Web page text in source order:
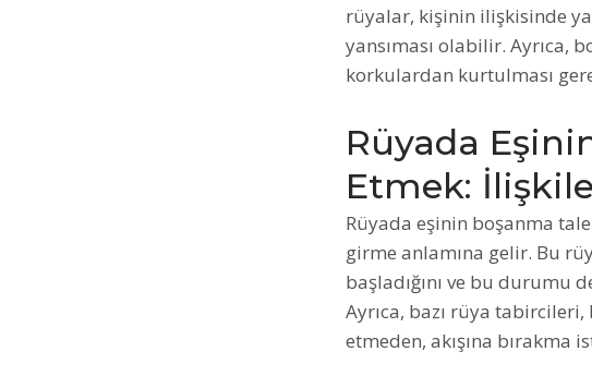
rüyalar, kişinin ilişkisinde
yansıması olabilir. Ayrıca,
korkulardan kurtulması
Rüyada
Etmek:
Rüyada eşinin boşanma
girme anlamına gelir. Bu
başladığını ve bu durumu
Ayrıca, bazı rüya
etmeden, akışına